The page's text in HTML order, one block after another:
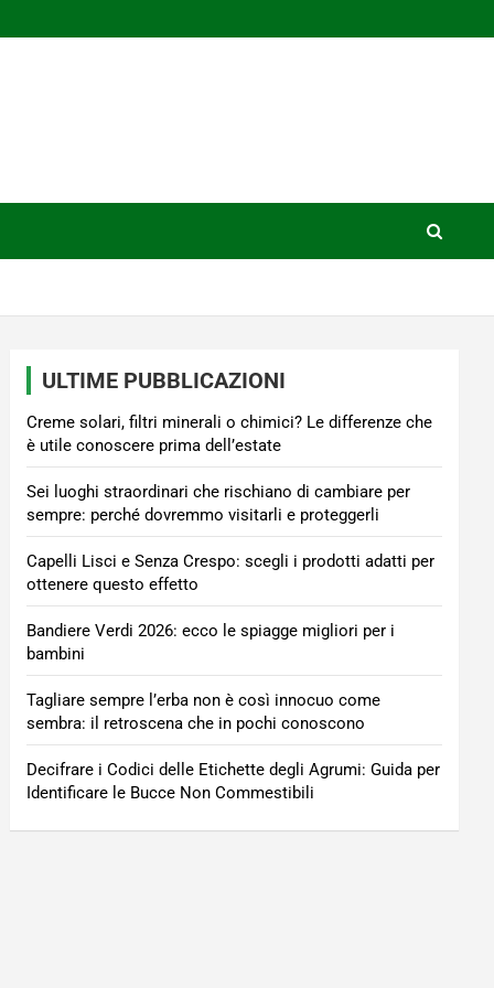
ULTIME PUBBLICAZIONI
Creme solari, filtri minerali o chimici? Le differenze che
è utile conoscere prima dell’estate
Sei luoghi straordinari che rischiano di cambiare per
sempre: perché dovremmo visitarli e proteggerli
Capelli Lisci e Senza Crespo: scegli i prodotti adatti per
ottenere questo effetto
Bandiere Verdi 2026: ecco le spiagge migliori per i
bambini
Tagliare sempre l’erba non è così innocuo come
sembra: il retroscena che in pochi conoscono
Decifrare i Codici delle Etichette degli Agrumi: Guida per
Identificare le Bucce Non Commestibili